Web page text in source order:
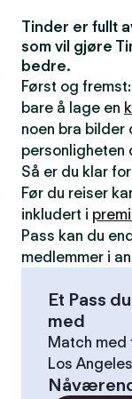
Tinder er fullt
som vil gjøre
bedre.
Først og
bare å lage en
noen bra bilder
personligheten
Så er du klar
Før du reiser
inkludert i
Pass kan du
medlemmer i
Et Pass
med
Match med
Los